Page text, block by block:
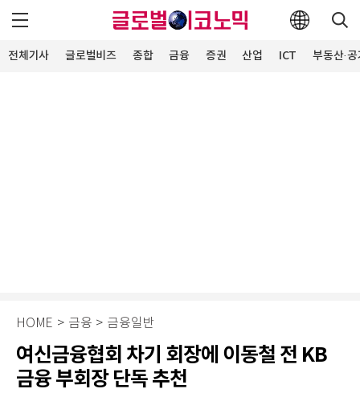
전체기사 글로벌비즈 종합 금융 증권 산업 ICT 부동산·
HOME > 금융 > 금융일반
여신금융협회 차기 회장에 이동철 전 KB
금융 부회장 단독 추천